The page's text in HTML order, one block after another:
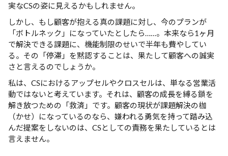
実なCSの姿に見えるかもしれません。
しかし、もし顧客が抱える真の課題に対し、今のプランが
「ボトルネック」になっていたとしたら……。本来なら1ヶ月
で解決できる課題に、機能制限のせいで半年も費やしてい
る。その「停滞」を黙認することは、果たして顧客への誠実
さと言えるのでしょうか。
私は、CSにおけるアップセルやクロスセルは、単なる営業活
動ではないと考えています。それは、顧客の成長を縛る鎖を
解き放つための「救済」です。顧客の現状が課題解決の枷
（かせ）になっているのなら、嫌われる勇気を持って踏み込
んだ提案をしないのは、CSとしての責務を果たしているとは
言えません。